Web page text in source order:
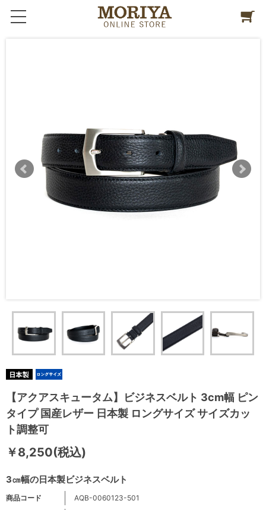
【アクアスキュータム】ビジネスベルト 3cm幅 ピン
タイプ 国産レザー 日本製 ロングサイズ サイズカッ
ト調整可
3㎝幅の日本製ビジネスベルト
￥8,250(税込)
商品コード
AQB-0060123-501